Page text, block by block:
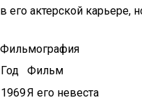
в его актерской карьере,
Фильмография
Год
Фильм
1969Я его невеста